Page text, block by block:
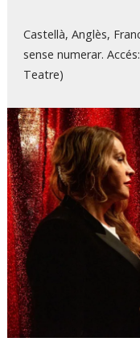
Castellà, Anglès,
sense numerar.
Teatre)